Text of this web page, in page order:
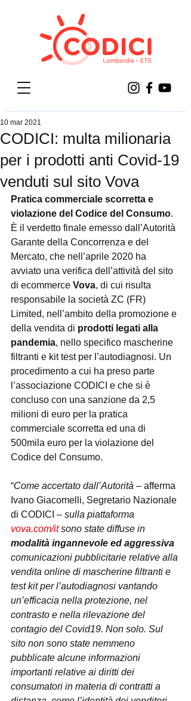
CODICI: multa milionaria
per i prodotti anti Covid-19
venduti sul sito Vova
10 mar 2021
Pratica commerciale scorretta e
violazione del Codice del Consumo.
È il verdetto finale emesso dall’Autorità
Garante della Concorrenza e del
Mercato, che nell’aprile 2020 ha
avviato una verifica dell’attività del sito
di ecommerce Vova, di cui risulta
responsabile la società ZC (FR)
Limited, nell’ambito della promozione e
della vendita di prodotti legati alla
pandemia, nello specifico mascherine
filtranti e kit test per l’autodiagnosi. Un
procedimento a cui ha preso parte
l’associazione CODICI e che si è
concluso con una sanzione da 2,5
milioni di euro per la pratica
commerciale scorretta ed una di
500mila euro per la violazione del
Codice del Consumo.
“Come accertato dall’Autorità – afferma
Ivano Giacomelli, Segretario Nazionale
di CODICI – sulla piattaforma
vova.com/it sono state diffuse in
modalità ingannevole ed aggressiva
comunicazioni pubblicitarie relative alla
vendita online di mascherine filtranti e
test kit per l’autodiagnosi vantando
un’efficacia nella protezione, nel
contrasto e nella rilevazione del
contagio del Covid19. Non solo. Sul
sito non sono state nemmeno
pubblicate alcune informazioni
importanti relative ai diritti dei
consumatori in materia di contratti a